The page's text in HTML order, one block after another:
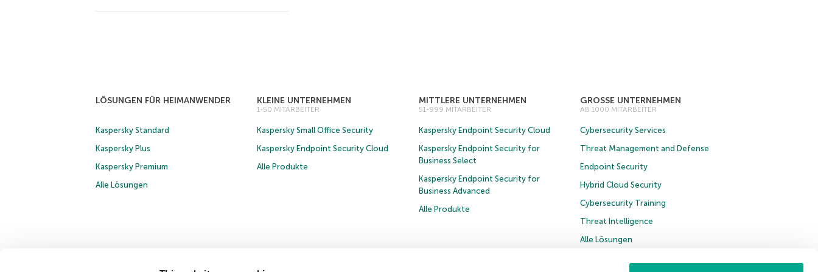
LÖSUNGEN FÜR HEIMANWENDER
Kaspersky Standard
Kaspersky Plus
Kaspersky Premium
Alle Lösungen
KLEINE UNTERNEHMEN
1-50 MITARBEITER
Kaspersky Small Office Security
Kaspersky Endpoint Security Cloud
Alle Produkte
MITTLERE UNTERNEHMEN
51-999 MITARBEITER
Kaspersky Endpoint Security Cloud
Kaspersky Endpoint Security for
Business Select
Kaspersky Endpoint Security for
Business Advanced
Alle Produkte
GROSSE UNTERNEHMEN
AB 1000 MITARBEITER
Cybersecurity Services
Threat Management and Defense
Endpoint Security
Hybrid Cloud Security
Cybersecurity Training
Threat Intelligence
Alle Lösungen